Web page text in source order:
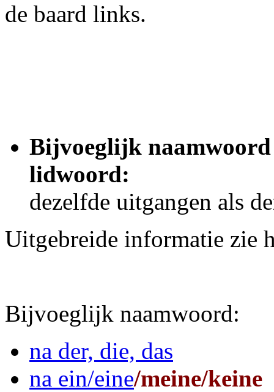
de baard links.
Bijvoeglijk
lidwoord:
dezelfde uitgangen als de
Uitgebreide informatie zie
Bijvoeglijk naamwoord:
na der, die, das
na ein/eine/meine/keine